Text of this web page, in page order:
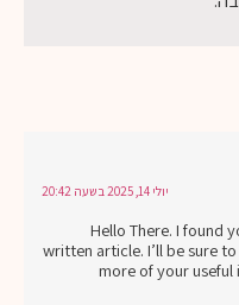
יולי 14, 2025 בשעה 20:42
Hello There. I found
written article. I’ll be sure
more of your useful